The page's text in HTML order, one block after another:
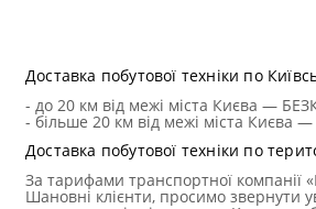
Доставка побутової техніки по
- до 20 км від межі міста Києва —
- більше 20 км від межі міста Києва
Доставка побутової техніки по
За тарифами транспортної компанії
Шановні клієнти, просимо звернути